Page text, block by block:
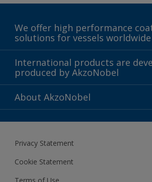
We offer high performance
solutions for vessels worldwide
Sustainability
History
International products are
produced by AkzoNobel
Innovation
Definitions & Abbreviations
Modern Slavery Act
About AkzoNobel
Careers at AkzoNobel
Privacy Statement
Cookie Statement